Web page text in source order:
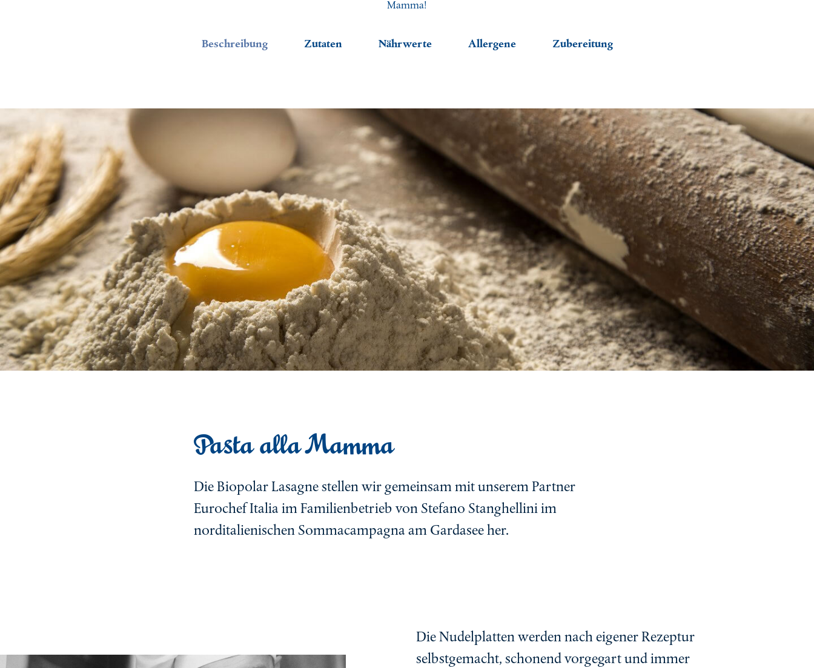
Metzgerin Silvia
Mamma!
Beschreibung Zutaten Nährwerte Allergene Zubereitung
Pasta alla Mamma
Die Biopolar Lasagne stellen wir gemeinsam mit unserem Partner
Eurochef Italia im Familienbetrieb von Stefano Stanghellini im
norditalienischen Sommacampagna am Gardasee her.
Die Nudelplatten werden nach eigener Rezeptur
selbstgemacht, schonend vorgegart und immer